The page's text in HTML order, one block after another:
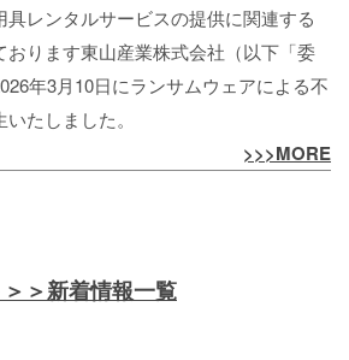
具レンタルサービスの提供に関連する
おります東山産業株式会社（以下「委
年3月10日にランサムウェアによる不
たしました。
>>>MORE
＞＞新着情報一覧